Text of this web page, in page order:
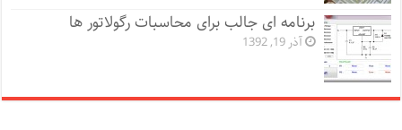
برنامه ای جالب برای محاسبات رگولاتور ها
آذر 19, 1392